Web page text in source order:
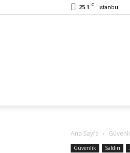
25.1 C İstanbul
Ana Sayfa
Güvenlik Saldırı